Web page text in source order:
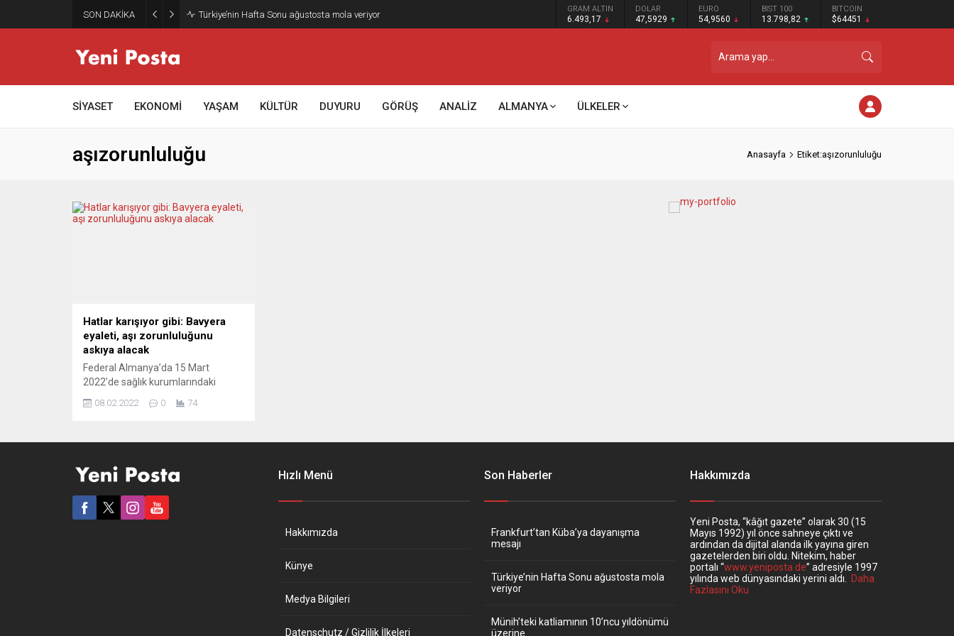
SON DAKİKA Türkiye’nin Hafta Sonu ağustosta mola veriyor GRAM ALTIN
6.493,17
DOLAR
47,5929
EURO
54,9560
BIST 100
13.798,82
BITCOIN
$64451
SİYASET EKONOMİ YAŞAM KÜLTÜR DUYURU GÖRÜŞ ANALİZ ALMANYA ÜLKELER
aşızorunluluğu Anasayfa Etiket:aşızorunluluğu
Hatlar karışıyor gibi: Bavyera
eyaleti, aşı zorunluluğunu
askıya alacak
Federal Almanya’da 15 Mart
2022’de sağlık kurumlarındaki
çalışanlar için yürürlüğe girecek
Covid-19’a karşı aşı yaptırma
Münih’te düzenlediği basın
toplantısında, 15 Mart’ta sağlık
personeli için yürürlüğe girecek aşı
zorunluluğunun şu anki Omicron
08.02.2022 0 74
Hızlı Menü
Hakkımızda
Künye
Medya Bilgileri
Datenschutz / Gizlilik İlkeleri
Son Haberler
Frankfurt’tan Küba’ya dayanışma
mesajı
Türkiye’nin Hafta Sonu ağustosta mola
veriyor
Münih’teki katliamının 10’ncu yıldönümü
üzerine
Hakkımızda
Yeni Posta, “kâğıt gazete” olarak 30 (15
Mayıs 1992) yıl önce sahneye çıktı ve
ardından da dijital alanda ilk yayına giren
gazetelerden biri oldu. Nitekim, haber
portalı “www.yeniposta.de” adresiyle 1997
yılında web dünyasındaki yerini aldı. Daha
Fazlasını Oku